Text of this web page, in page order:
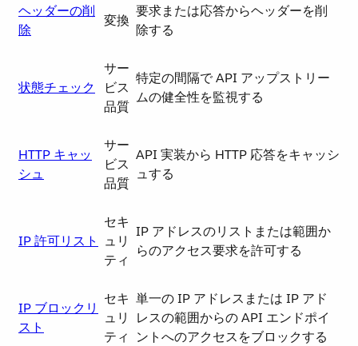
ヘッダーの削
除
変換
要求または応答からヘッダーを削
除する
状態チェック
サー
ビス
品質
特定の間隔で API アップストリー
ムの健全性を監視する
HTTP キャッ
シュ
サー
ビス
品質
API 実装から HTTP 応答をキャッシ
ュする
IP 許可リスト
セキ
ュリ
ティ
IP アドレスのリストまたは範囲か
らのアクセス要求を許可する
IP ブロックリ
スト
セキ
ュリ
ティ
単一の IP アドレスまたは IP アド
レスの範囲からの API エンドポイ
ントへのアクセスをブロックする